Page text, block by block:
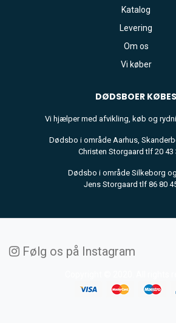
Katalog
Levering
Om os
Vi køber
DØDSBOER KØBES
Vi hjælper med afvikling, køb og
Dødsbo i område Aarhus,
Christen Storgaard tlf 20 43
Dødsbo i område Silkeborg
Jens Storgaard tlf 86 80
Følg os på Instagram